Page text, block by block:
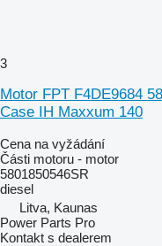
3
Motor FPT F4DE9684
Case IH Maxxum 140
Cena na vyžádání
Části motoru - motor
5801850546SR
diesel
Litva, Kaunas
Power Parts Pro
Kontakt s dealerem